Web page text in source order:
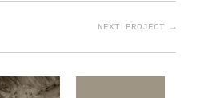
NEXT PROJECT →